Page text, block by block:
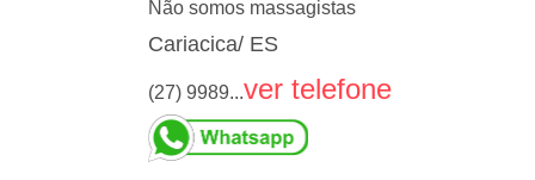
Não somos massagistas
Cariacica/ ES
(27) 9989...ver telefone